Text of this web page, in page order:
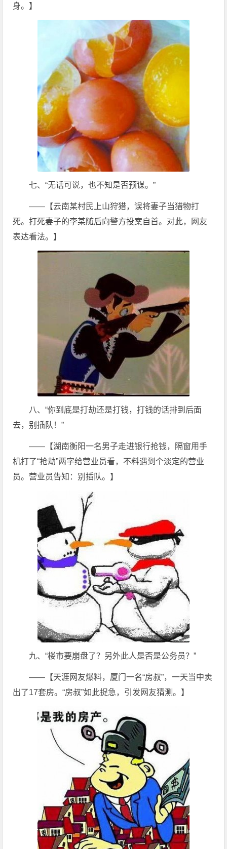
身。】
七、“无话可说，也不知是否预谋。”
——【云南某村民上山狩猎，误将妻子当猎物打
死。打死妻子的李某随后向警方投案自首。对此，网友
表达看法。】
八、“你到底是打劫还是打钱，打钱的话排到后面
去，别插队！”
——【湖南衡阳一名男子走进银行抢钱，隔窗用手
机打了“抢劫”两字给营业员看，不料遇到个淡定的营业
员。营业员告知：别插队。】
九、“楼市要崩盘了？另外此人是否是公务员？”
——【天涯网友爆料，厦门一名“房叔”，一天当中卖
出了17套房。“房叔”如此捉急，引发网友猜测。】